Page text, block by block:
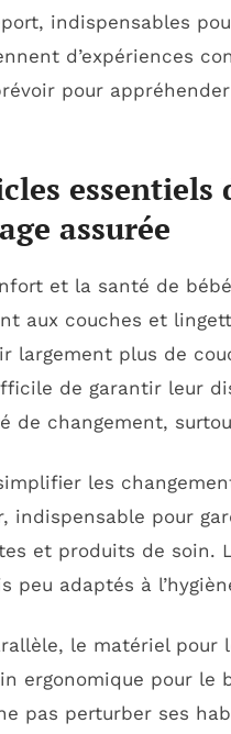
indispensables
d’expériences
pour
essentiels
assurée
et la santé de
aux couches et
largement plus de
de garantir leur
de changement,
les
indispensable pour
et produits de soin.
peu adaptés à
le matériel pour
ergonomique pour le
pas perturber ses